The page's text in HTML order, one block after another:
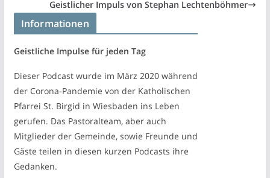
Geistlicher Impuls von Stephan Lechtenböhmer
Informationen
Geistliche Impulse für jeden Tag
Dieser Podcast wurde im März 2020 während
der Corona-Pandemie von der Katholischen
Pfarrei St. Birgid in Wiesbaden ins Leben
gerufen. Das Pastoralteam, aber auch
Mitglieder der Gemeinde, sowie Freunde und
Gäste teilen in diesen kurzen Podcasts ihre
Gedanken.